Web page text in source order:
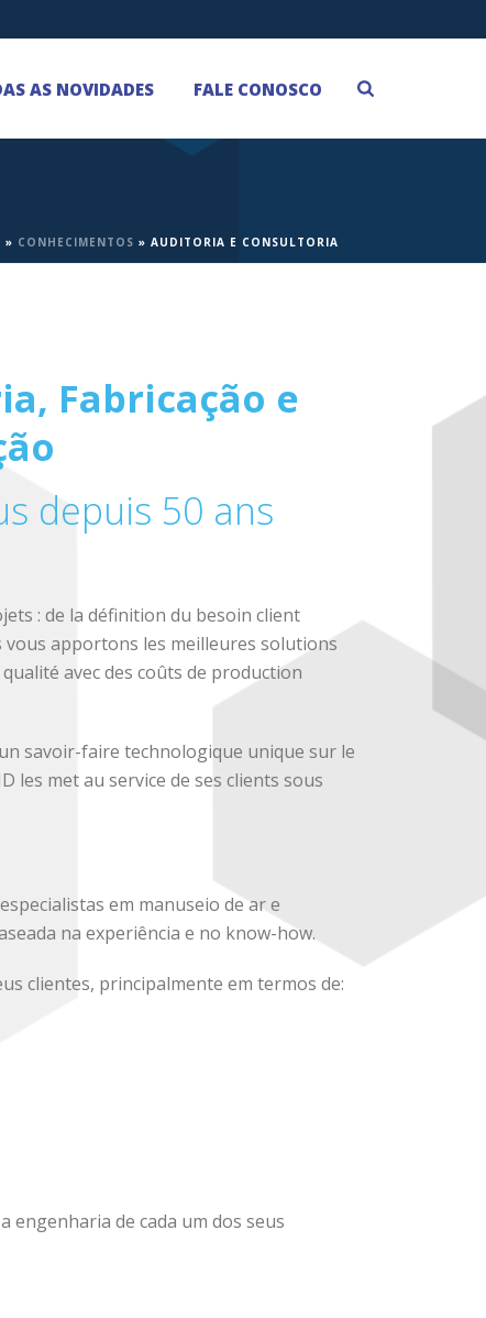
AS NOVIDADES FALE CONOSCO
» CONHECIMENTOS » AUDITORIA E CONSULTORIA
Fabricação e
depuis 50 ans
: de la définition du besoin client
vous apportons les meilleures solutions
avec des coûts de production
un savoir-faire technologique unique sur le
les met au service de ses clients sous
em manuseio de ar e
na experiência e no know-how.
clientes, principalmente em termos de:
engenharia de cada um dos seus